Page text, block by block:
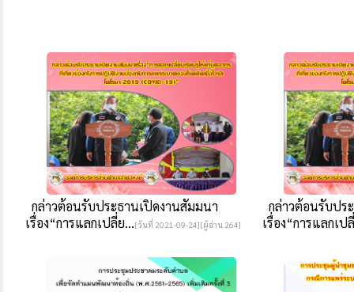
กล่าวต้อนรับประธานเปิดงานสัมมนา
เรื่อง“การแลกเปลี่ย...[วันที่ 2021-09-24][ผู้อ่าน 264]
กล่าวต้อนรับปร
เรื่อง“การแลกเป